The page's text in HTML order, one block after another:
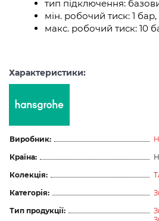
тип підключення:
мін. робочий тиск: 1 бар,
макс. робочий тиск: 10
Характеристики:
Виробник:
Країна:
Колекція:
Категорія:
Тип продукції: